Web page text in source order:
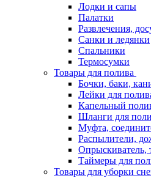
Лодки и сапы
Палатки
Развлечения,
Санки и ледянки
Спальники
Термосумки
Товары для полива
Бочки, баки,
Лейки для
Капельный
Шланги для
Муфта,
Распылители,
Опрыскиватель,
Таймеры для
Товары для уборки